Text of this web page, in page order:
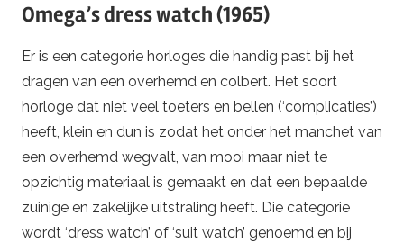
Omega’s dress watch (1965)
Er is een categorie horloges die handig past bij het
dragen van een overhemd en colbert. Het soort
horloge dat niet veel toeters en bellen (‘complicaties’)
heeft, klein en dun is zodat het onder het manchet van
een overhemd wegvalt, van mooi maar niet te
opzichtig materiaal is gemaakt en dat een bepaalde
zuinige en zakelijke uitstraling heeft. Die categorie
wordt ‘dress watch’ of ‘suit watch’ genoemd en bij